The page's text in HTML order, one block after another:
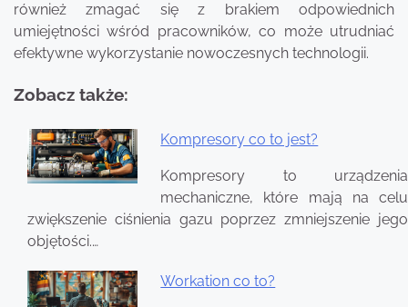
również zmagać się z brakiem odpowiednich
umiejętności wśród pracowników, co może utrudniać
efektywne wykorzystanie nowoczesnych technologii.
Zobacz także:
Kompresory co to jest?
Kompresory to urządzenia
mechaniczne, które mają na celu
zwiększenie ciśnienia gazu poprzez zmniejszenie jego
objętości.…
Workation co to?
Nawigacja